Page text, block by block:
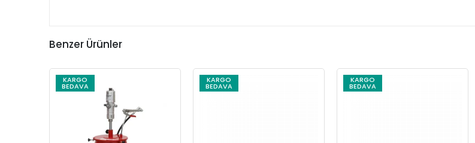
Benzer Ürünler
KARGO
BEDAVA
KARGO
BEDAVA
KARGO
BEDAVA